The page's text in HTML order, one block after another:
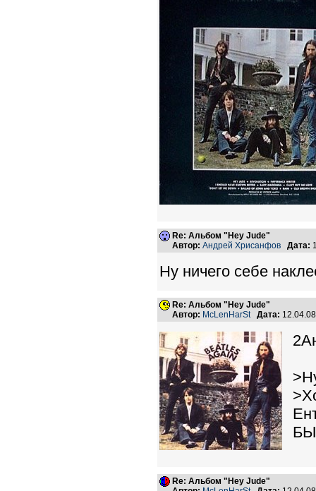
Re: Альбом "Hey Jude"
Автор: Андрей Хрисанфов Дата:
Ну ничего себе
Re: Альбом "Hey Jude"
Автор: McLenHarSt Дата:
Re: Альбом "Hey Jude"